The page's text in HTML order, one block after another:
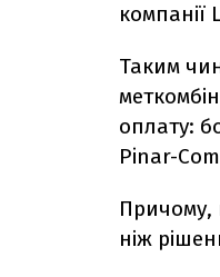
компанії
Таким
оплату:
Pinar-
Причому,
ніж